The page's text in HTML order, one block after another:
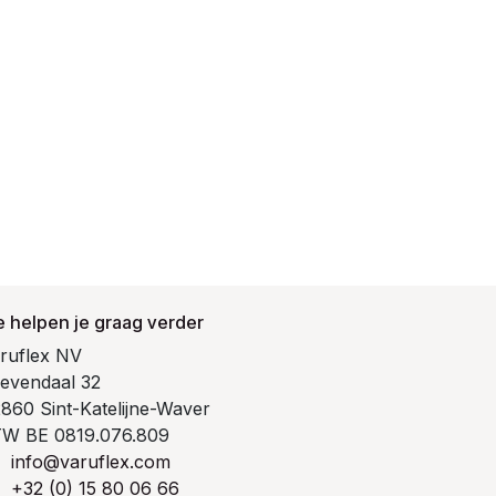
helpen je graag verder
NV
32
Sint-Katelijne-Waver
BE 0819.076.809
info@varuflex.com
+32 (0) 15 80 06 66